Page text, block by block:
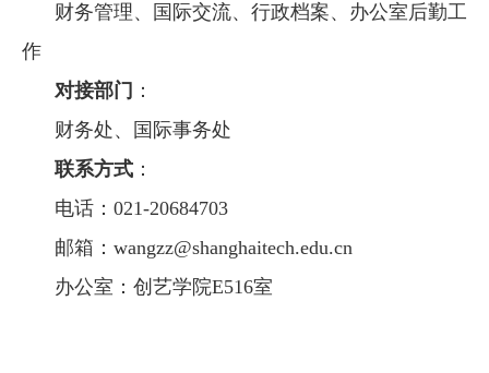
财务管理、国际交流、行政档案、办公室后勤工
作
对接部门 ：
财务处、国际事务处
联系方式 ：
电话：021-20684703
邮箱 ：wangzz@shanghaitech.edu.cn
办公室：创艺学院E516室